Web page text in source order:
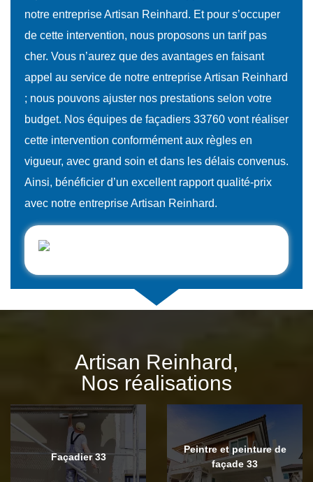
notre entreprise Artisan Reinhard. Et pour s’occuper
de cette intervention, nous proposons un tarif pas
cher. Vous n’aurez que des avantages en faisant
appel au service de notre entreprise Artisan Reinhard
; nous pouvons ajuster nos prestations selon votre
budget. Nos équipes de façadiers 33760 vont réaliser
cette intervention conformément aux règles en
vigueur, avec grand soin et dans les délais convenus.
Ainsi, bénéficier d’un excellent rapport qualité-prix
avec notre entreprise Artisan Reinhard.
Artisan Reinhard,
Nos réalisations
Façadier 33
Peintre et peinture de
façade 33